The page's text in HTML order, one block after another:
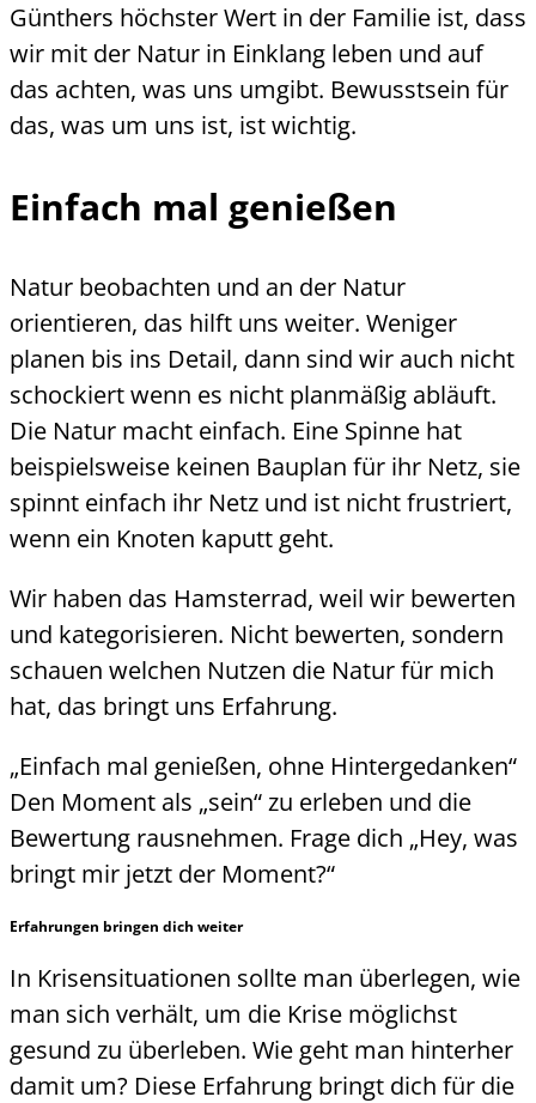
Günthers höchster Wert in der Familie ist, dass
wir mit der Natur in Einklang leben und auf
das achten, was uns umgibt. Bewusstsein für
das, was um uns ist, ist wichtig.
Einfach mal genießen
Natur beobachten und an der Natur
orientieren, das hilft uns weiter. Weniger
planen bis ins Detail, dann sind wir auch nicht
schockiert wenn es nicht planmäßig abläuft.
Die Natur macht einfach. Eine Spinne hat
beispielsweise keinen Bauplan für ihr Netz, sie
spinnt einfach ihr Netz und ist nicht frustriert,
wenn ein Knoten kaputt geht.
Wir haben das Hamsterrad, weil wir bewerten
und kategorisieren. Nicht bewerten, sondern
schauen welchen Nutzen die Natur für mich
hat, das bringt uns Erfahrung.
„Einfach mal genießen, ohne Hintergedanken“
Den Moment als „sein“ zu erleben und die
Bewertung rausnehmen. Frage dich „Hey, was
bringt mir jetzt der Moment?“
Erfahrungen bringen dich weiter
In Krisensituationen sollte man überlegen, wie
man sich verhält, um die Krise möglichst
gesund zu überleben. Wie geht man hinterher
damit um? Diese Erfahrung bringt dich für die